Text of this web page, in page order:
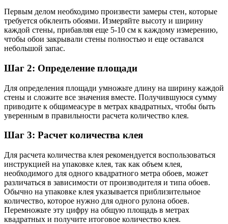
Первым делом необходимо произвести замеры стен, которые
требуется обклеить обоями. Измеряйте высоту и ширину
каждой стены, прибавляя еще 5-10 см к каждому измерению,
чтобы обои закрывали стены полностью и еще оставался
небольшой запас.
Шаг 2: Определение площади
Для определения площади умножьте длину на ширину каждой
стены и сложите все значения вместе. Получившуюся сумму
приводите к общимеасуре в метрах квадратных, чтобы быть
уверенным в правильности расчета количество клея.
Шаг 3: Расчет количества клея
Для расчета количества клея рекомендуется воспользоваться
инструкцией на упаковке клея, так как объем клея,
необходимого для одного квадратного метра обоев, может
различаться в зависимости от производителя и типа обоев.
Обычно на упаковке клея указывается приблизительное
количество, которое нужно для одного рулона обоев.
Перемножьте эту цифру на общую площадь в метрах
квадратных и получите итоговое количество клея.